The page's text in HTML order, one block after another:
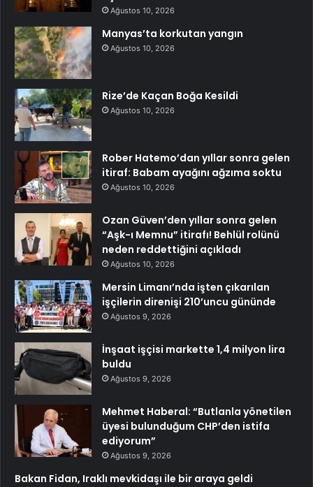
Ağustos 10, 2026
Manyas’ta korkutan yangın
Ağustos 10, 2026
Rize’de Kaçan Boğa Kesildi
Ağustos 10, 2026
Rober Hatemo’dan yıllar sonra gelen
itiraf: Babam ayağını ağzıma soktu
Ağustos 10, 2026
Ozan Güven’den yıllar sonra gelen
“Aşk-ı Memnu” itirafı! Behlül rolünü
neden reddettiğini açıkladı
Ağustos 10, 2026
Mersin Limanı’nda işten çıkarılan
işçilerin direnişi 210’uncu gününde
Ağustos 9, 2026
İnşaat işçisi markette 1,4 milyon lira
buldu
Ağustos 9, 2026
Mehmet Haberal: “Butlanla yönetilen
üyesi bulunduğum CHP’den istifa
ediyorum”
Ağustos 9, 2026
Bakan Fidan, Iraklı mevkidaşı ile bir araya geldi